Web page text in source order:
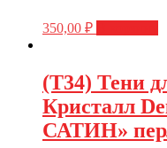
350,00 ₽
(Т34) Тени
Кристалл
САТИН»